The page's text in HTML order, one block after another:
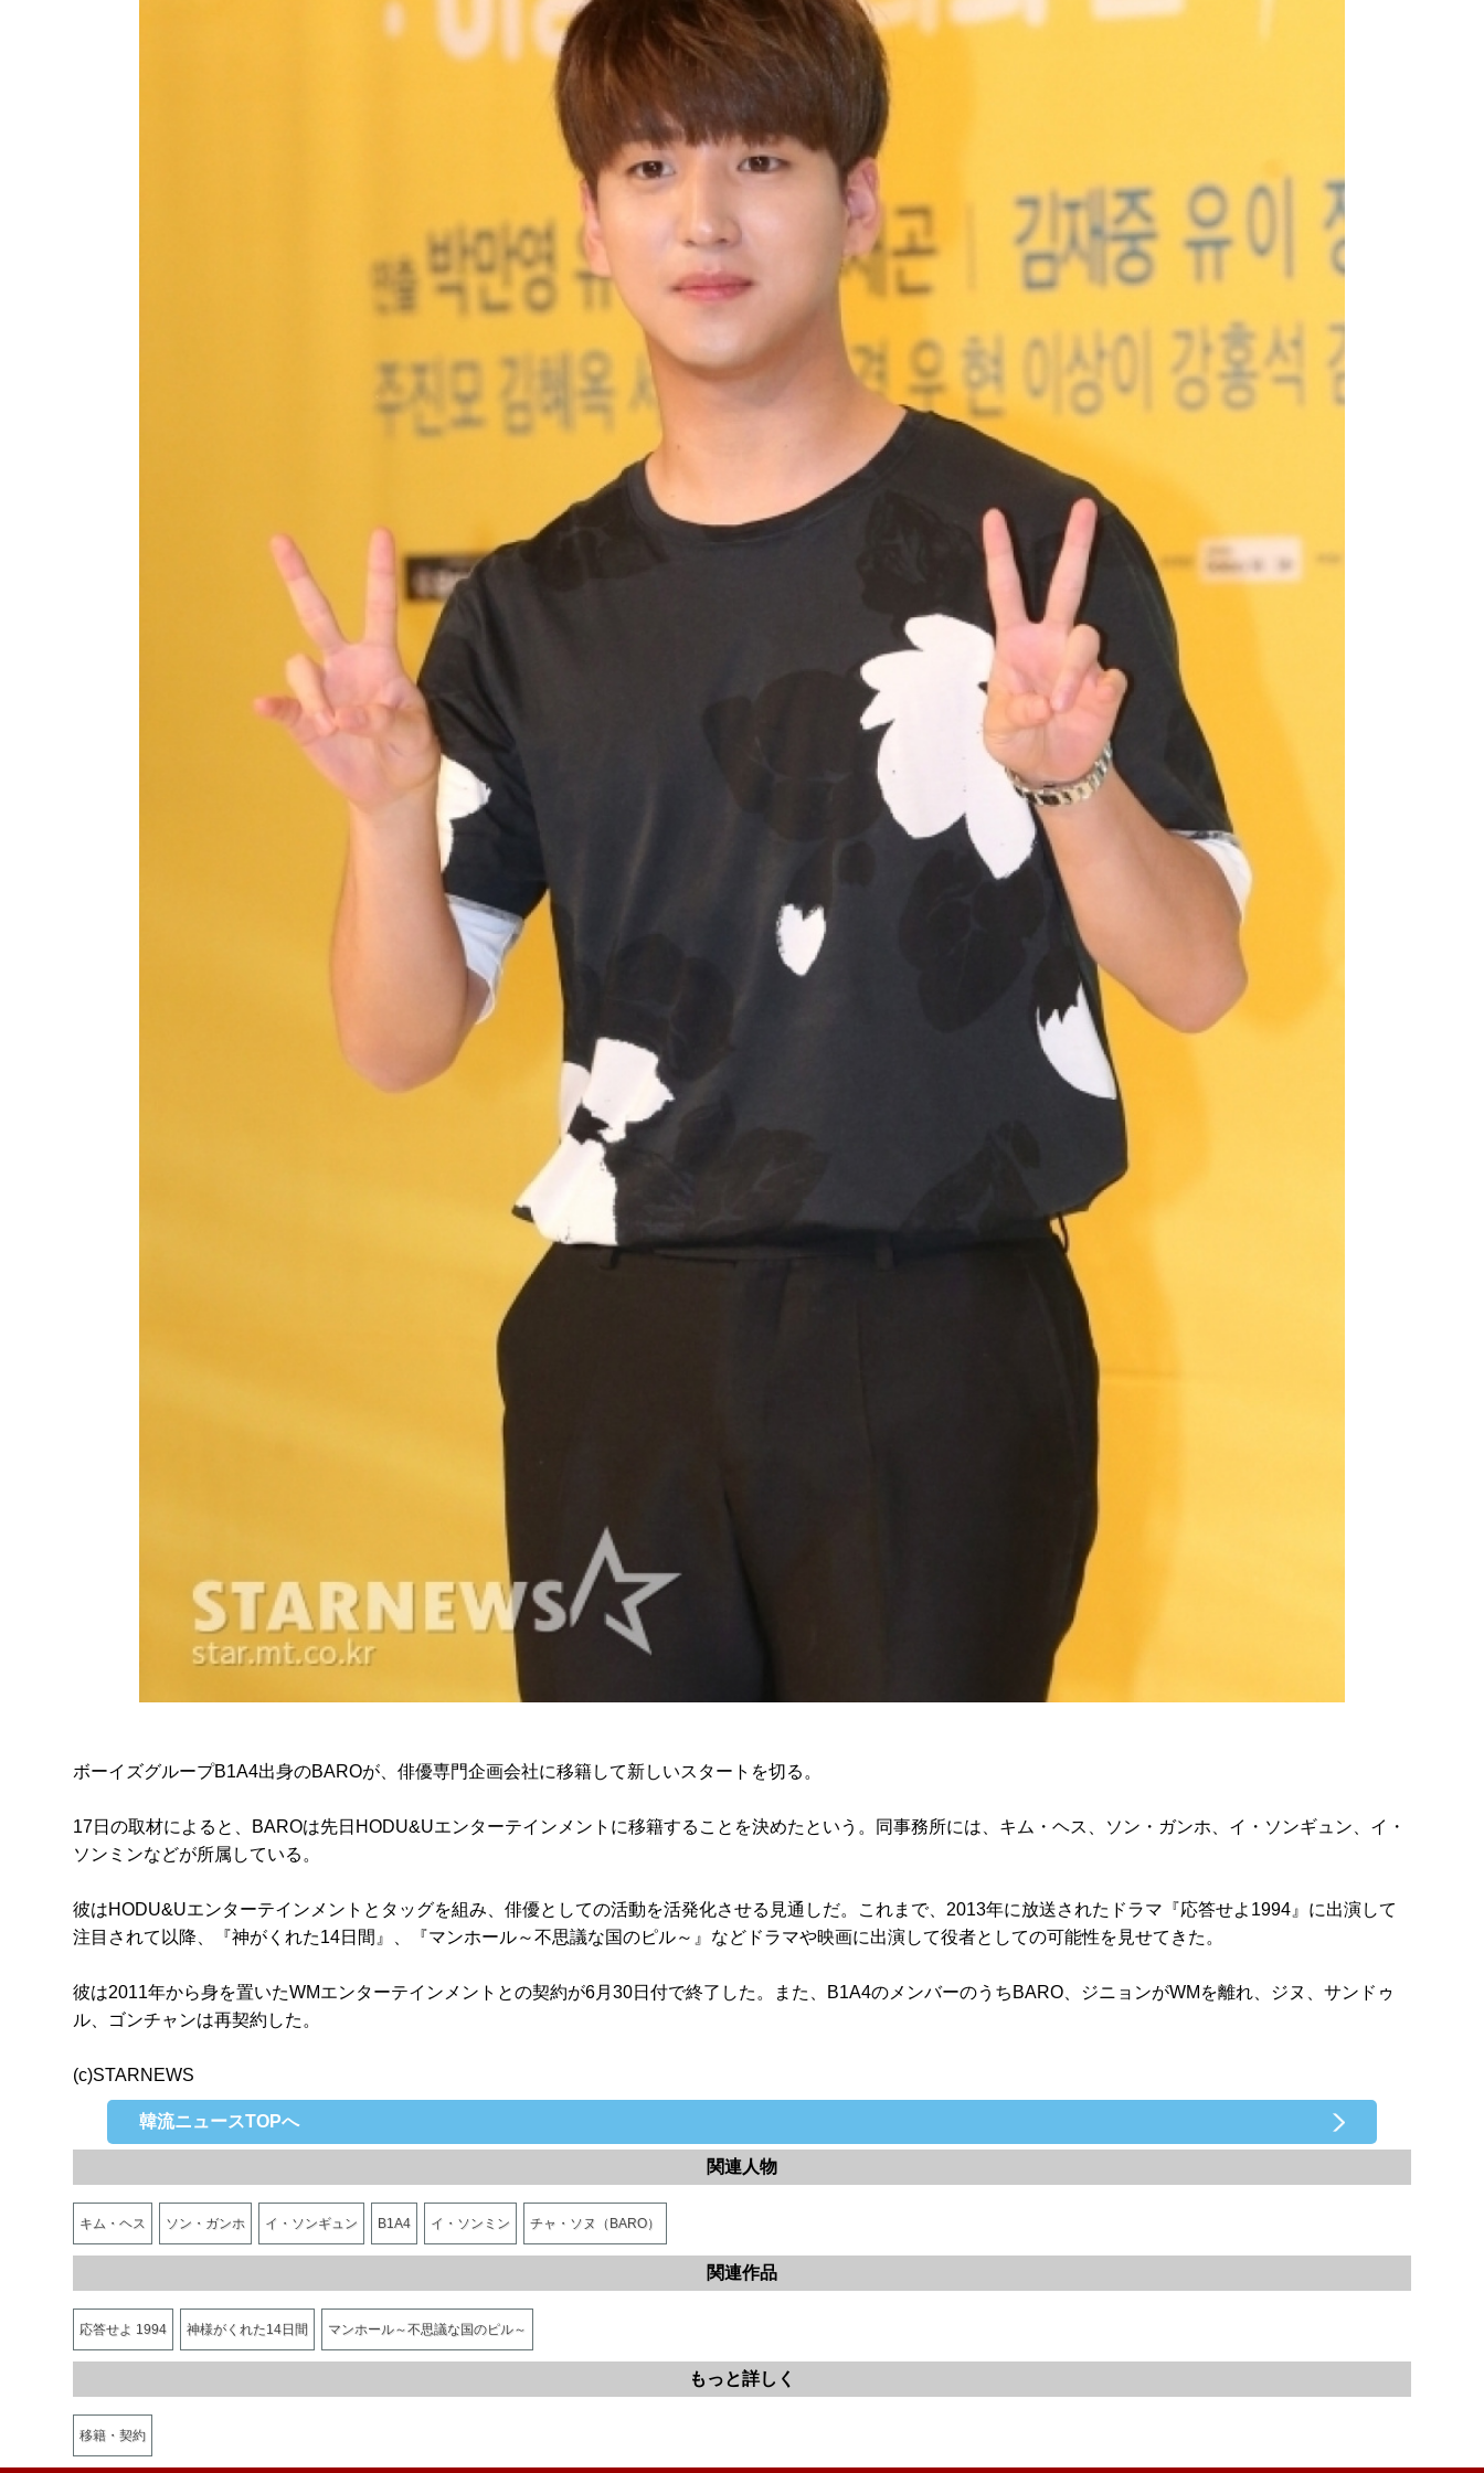
ボーイズグループB1A4出身のBAROが、俳優専門企画会社に移籍して新しいスタートを切る。
17日の取材によると、BAROは先日HODU&Uエンターテインメントに移籍することを決めたという。同事務所には、キム・ヘス、ソン・ガンホ、イ・ソンギュン、イ・
ソンミンなどが所属している。
彼はHODU&Uエンターテインメントとタッグを組み、俳優としての活動を活発化させる見通しだ。これまで、2013年に放送されたドラマ『応答せよ1994』に出演して
注目されて以降、『神がくれた14日間』、『マンホール～不思議な国のピル～』などドラマや映画に出演して役者としての可能性を見せてきた。
彼は2011年から身を置いたWMエンターテインメントとの契約が6月30日付で終了した。また、B1A4のメンバーのうちBARO、ジニョンがWMを離れ、ジヌ、サンドゥ
ル、ゴンチャンは再契約した。
(c)STARNEWS
韓流ニュースTOPへ
関連人物
キム・ヘス ソン・ガンホ イ・ソンギュン B1A4 イ・ソンミン チャ・ソヌ（BARO）
関連作品
応答せよ 1994 神様がくれた14日間 マンホール～不思議な国のピル～
もっと詳しく
移籍・契約